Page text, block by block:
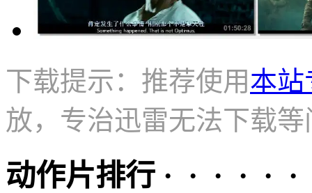
下载提示：推荐使用本站
放，专治迅雷无法下载等
动作片排行 · · · · · ·